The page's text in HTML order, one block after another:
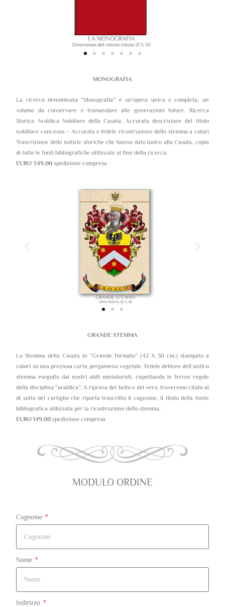
MONOGRAFIA
La ricerca denominata “Monografia” è un’opera unica e completa, un
volume da conservare e tramandare alle generazioni future. Ricerca
Storica Araldica Nobiliare della Casata. Accurata descrizione del titolo
nobiliare concesso – Accurata e fedele ricostruzione dello stemma a colori
Trascrizione delle notizie storiche che hanno dato lustro alla Casata, copia
di tutte le fonti bibliografiche utilizzate al fine della ricerca.
EURO 349,00 spedizione compresa
GRANDE STEMMA
Lo Stemma della Casata in “Grande Formato” (42 X 30 cm.) stampato a
colori su una preziosa carta pergamena vegetale. Fedele delineo dell’antico
stemma eseguito dai nostri abili miniaturisti, rispettando le ferree regole
della disciplina “araldica”. A riprova del bello e del vero, troveremo citato al
di sotto del cartiglio che riporta trascritto il cognome, il titolo della fonte
bibliografica utilizzata per la ricostruzione dello stemma.
EURO 149,00 spedizione compresa
MODULO ORDINE
Cognome
Nome
Indirizzo